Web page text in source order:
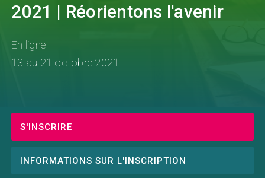
2021 | Réorientons l'avenir
En ligne
13 au 21 octobre 2021
Conference
S'INSCRIRE
INFORMATIONS SUR L'INSCRIPTION